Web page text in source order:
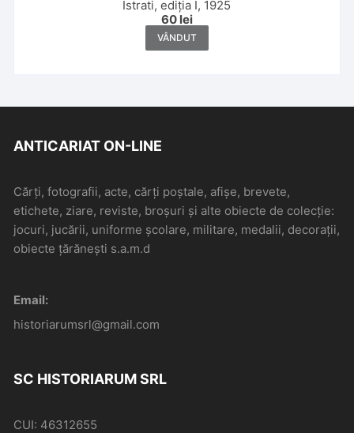
Istrati, ediția I, 1925
60 lei
VÂNDUT
ANTICARIAT ON-LINE
Cărți, fotografii, acte, cărți poștale, afișe, brevete,
etichete, ziare, reviste, broșuri și alte obiecte de colecție:
jocuri, jucării, uniforme școlare, militare, medalii, decorații,
obiecte țărănești s.a.m.d
Email:
historiarumsrl@gmail.com
SC HISTORIARUM SRL
CUI: 46312655